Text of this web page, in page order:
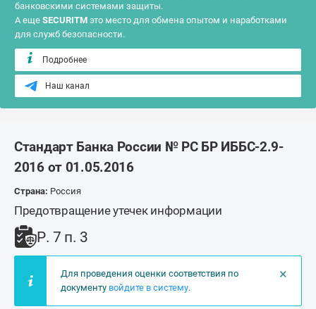
банковскими системами защиты.
А еще SECURITM это место для обмена опытом и наработками
для служб безопасности.
Подробнее
Наш канал
Стандарт Банка России № РС БР ИББС-2.9-
2016 от 01.05.2016
Страна: Россия
Предотвращение утечек информации
Р. 7 п. 3
×
Для проведения оценки соответствия по
документу войдите в систему.